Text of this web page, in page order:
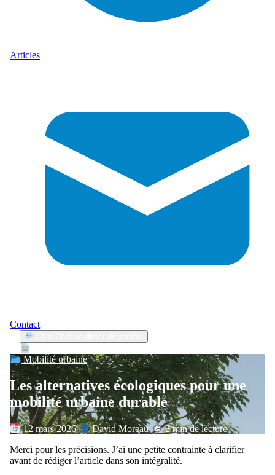
Articles
Contact
Mobilité urbaine
Les alternatives écologiques pour une
mobilité urbaine durable
12 mars 2026 David Moreau
2 min de lecture
Merci pour les précisions. J’ai une petite contrainte à clarifier
avant de rédiger l’article dans son intégralité.